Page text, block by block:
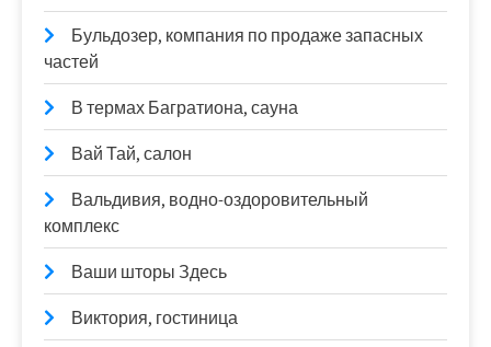
Бульдозер, компания по продаже запасных
частей
В термах Багратиона, сауна
Вай Тай, салон
Вальдивия, водно-оздоровительный
комплекс
Ваши шторы Здесь
Виктория, гостиница